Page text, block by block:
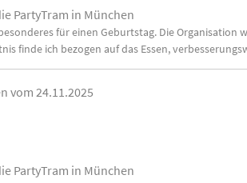
PartyTram in München
für einen Geburtstag. Die Organisation
finde ich bezogen auf das Essen,
vom 24.11.2025
PartyTram in München